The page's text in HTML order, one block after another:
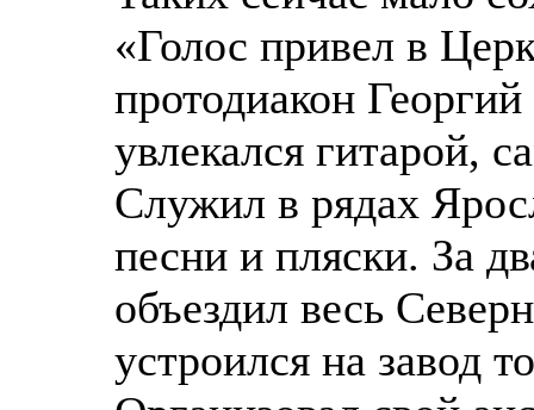
«Голос привел в
протодиакон
увлекался гитарой,
Служил в рядах
песни и пляски. За
объездил весь
устроился на завод